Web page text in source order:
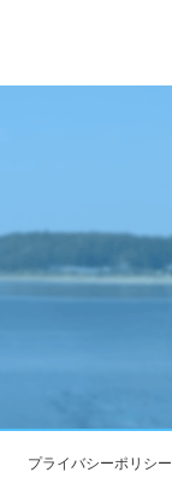
プライバシーポリシー